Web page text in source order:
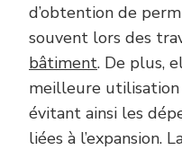
d’obtention de
souvent lors des
bâtiment. De plus,
meilleure utilisation
évitant ainsi les
liées à l’expansion.